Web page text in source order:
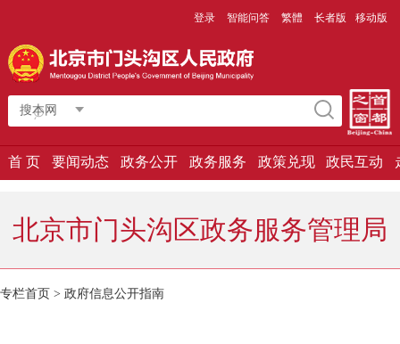
登录 智能问答 繁體 长者版 移动版
搜本网
首 页 要闻动态 政务公开 政务服务 政策兑现 政民互动
北京市门头沟区政务服务管理局
专栏首页 > 政府信息公开指南